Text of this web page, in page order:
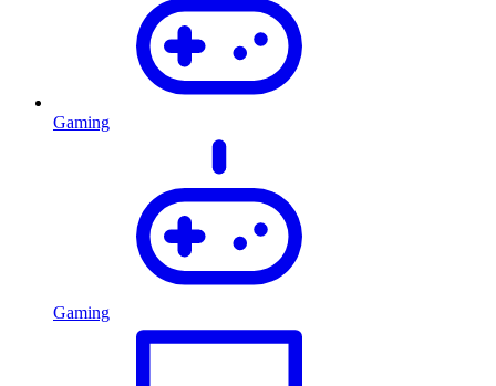
Gaming
Gaming